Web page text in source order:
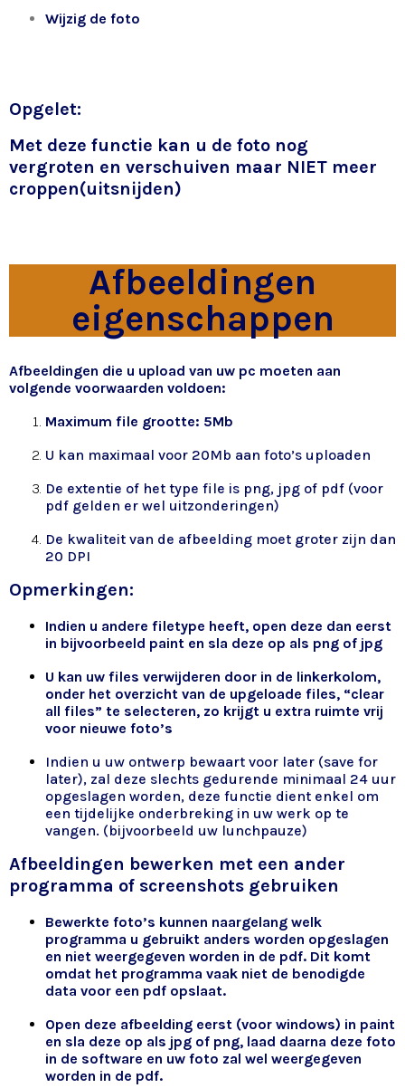
Wijzig de foto
Opgelet:
Met deze functie kan u de foto nog
vergroten en verschuiven maar NIET meer
croppen(uitsnijden)
Afbeeldingen
eigenschappen
Afbeeldingen die u upload van uw pc moeten aan
volgende voorwaarden voldoen:
Maximum file grootte: 5Mb
U kan maximaal voor 20Mb aan foto’s uploaden
De extentie of het type file is png, jpg of pdf (voor
pdf gelden er wel uitzonderingen)
De kwaliteit van de afbeelding moet groter zijn dan
20 DPI
Opmerkingen:
Indien u andere filetype heeft, open deze dan eerst
in bijvoorbeeld paint en sla deze op als png of jpg
U kan uw files verwijderen door in de linkerkolom,
onder het overzicht van de upgeloade files, “clear
all files” te selecteren, zo krijgt u extra ruimte vrij
voor nieuwe foto’s
Indien u uw ontwerp bewaart voor later (save for
later), zal deze slechts gedurende minimaal 24 uur
opgeslagen worden, deze functie dient enkel om
een tijdelijke onderbreking in uw werk op te
vangen. (bijvoorbeeld uw lunchpauze)
Afbeeldingen bewerken met een ander
programma of screenshots gebruiken
Bewerkte foto’s kunnen naargelang welk
programma u gebruikt anders worden opgeslagen
en niet weergegeven worden in de pdf. Dit komt
omdat het programma vaak niet de benodigde
data voor een pdf opslaat.
Open deze afbeelding eerst (voor windows) in paint
en sla deze op als jpg of png, laad daarna deze foto
in de software en uw foto zal wel weergegeven
worden in de pdf.